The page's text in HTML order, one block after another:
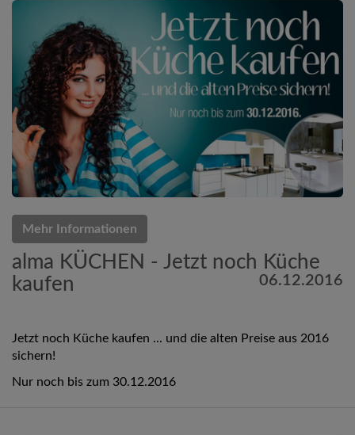
Mehr Informationen
alma KÜCHEN - Jetzt noch Küche
kaufen
06.12.2016
Jetzt noch Küche kaufen ... und die alten Preise aus 2016
sichern!
Nur noch bis zum 30.12.2016